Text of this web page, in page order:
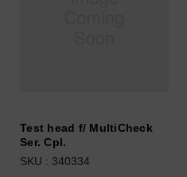
Test head f/ MultiCheck
Ser. Cpl.
SKU : 340334